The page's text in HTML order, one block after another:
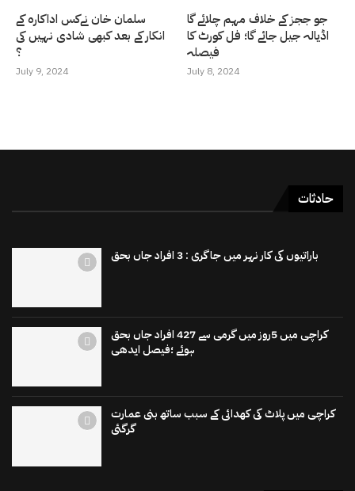
سلمان خان نےکس اداکارہ کے
انکار کے بعد کبھی شادی نہیں کی
؟
July 9, 2024
جو ججز کے خلاف مہم چلائے گا
اڈیالہ جیل جائے گا؛ فل کورٹ کا
فیصلہ
July 8, 2024
حادثات
باراتیوں کی کار نہر میں جاگری : 3 افراد جاں بحق
کراچی میں 5روز میں گرمی سے 427 افراد جاں بحق
ہوئے ؛فیصل ایدھی
کراچی میں پلاٹ کی کھدائی کے سبب ساتھ بنی عمارت
گرگئی